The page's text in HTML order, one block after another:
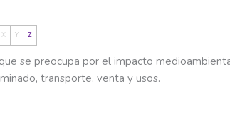
X Y Z
se preocupa por el impacto
transporte, venta y usos.